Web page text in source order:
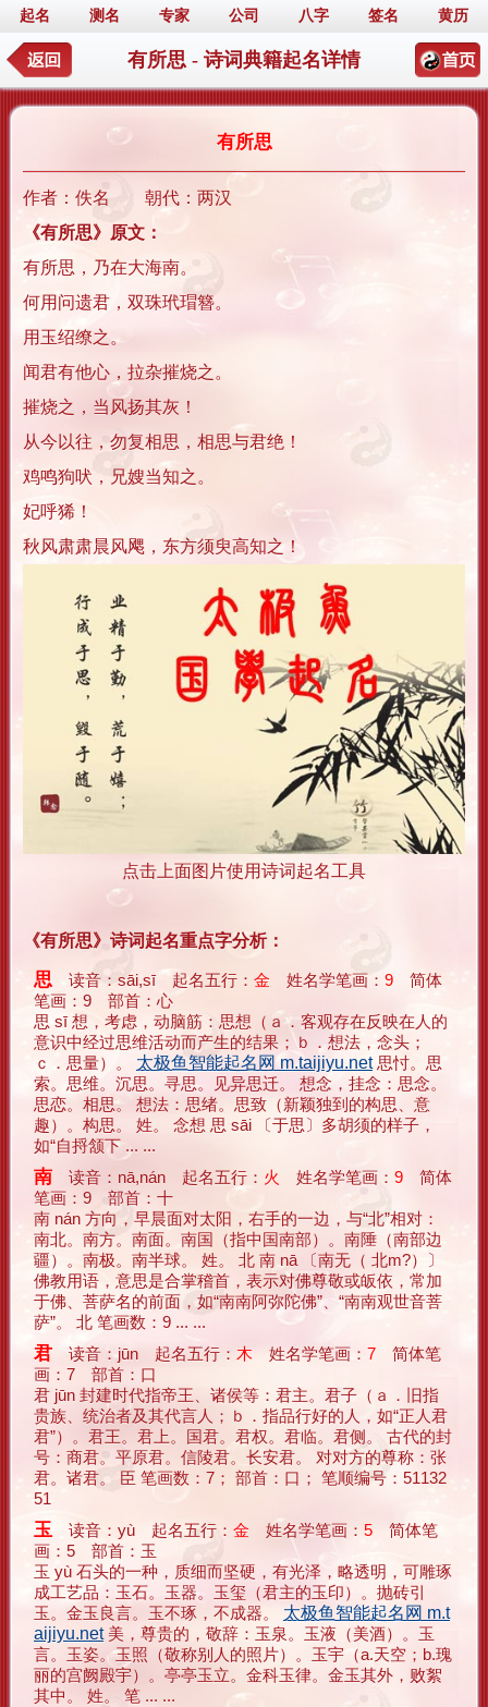
起名 测名 专家 公司 八字 签名 黄历
有所思 - 诗词典籍起名详情
有所思
作者：佚名 朝代：两汉
《有所思》原文：
有所思，乃在大海南。
何用问遗君，双珠玳瑁簪。
用玉绍缭之。
闻君有他心，拉杂摧烧之。
摧烧之，当风扬其灰！
从今以往，勿复相思，相思与君绝！
鸡鸣狗吠，兄嫂当知之。
妃呼狶！
秋风肃肃晨风飔，东方须臾高知之！
点击上面图片使用诗词起名工具
《有所思》诗词起名重点字分析：
思 读音：sāi,sī 起名五行： 金 姓名学笔画： 9 简体
笔画：9 部首：心
思 sī 想，考虑，动脑筋：思想（ａ．客观存在反映在人的
意识中经过思维活动而产生的结果；ｂ．想法，念头；
ｃ．思量）。 太极鱼智能起名网 m.taijiyu.net思忖。思
索。思维。沉思。寻思。见异思迁。 想念，挂念：思念。
思恋。相思。 想法：思绪。思致（新颖独到的构思、意
趣）。构思。 姓。 念想 思 sāi 〔于思〕多胡须的样子，
如“自捋颔下 ... ...
南 读音：nā,nán 起名五行： 火 姓名学笔画： 9 简体
笔画：9 部首：十
南 nán 方向，早晨面对太阳，右手的一边，与“北”相对：
南北。南方。南面。南国（指中国南部）。南陲（南部边
疆）。南极。南半球。 姓。 北 南 nā 〔南无（ 北m?）〕
佛教用语，意思是合掌稽首，表示对佛尊敬或皈依，常加
于佛、菩萨名的前面，如“南南阿弥陀佛”、“南南观世音菩
萨”。 北 笔画数：9 ... ...
君 读音：jūn 起名五行： 木 姓名学笔画： 7 简体笔
画：7 部首：口
君 jūn 封建时代指帝王、诸侯等：君主。君子（ａ．旧指
贵族、统治者及其代言人；ｂ．指品行好的人，如“正人君
君”）。君王。君上。国君。君权。君临。君侧。 古代的封
号：商君。平原君。信陵君。长安君。 对对方的尊称：张
君。诸君。 臣 笔画数：7； 部首：口； 笔顺编号：51132
51
玉 读音：yù 起名五行： 金 姓名学笔画： 5 简体笔
画：5 部首：玉
玉 yù 石头的一种，质细而坚硬，有光泽，略透明，可雕琢
成工艺品：玉石。玉器。玉玺（君主的玉印）。抛砖引
玉。金玉良言。玉不琢，不成器。 太极鱼智能起名网 m.t
aijiyu.net美，尊贵的，敬辞：玉泉。玉液（美酒）。玉
言。玉姿。玉照（敬称别人的照片）。玉宇（a.天空；b.瑰
丽的宫阙殿宇）。亭亭玉立。金科玉律。金玉其外，败絮
其中。 姓。 笔 ... ...